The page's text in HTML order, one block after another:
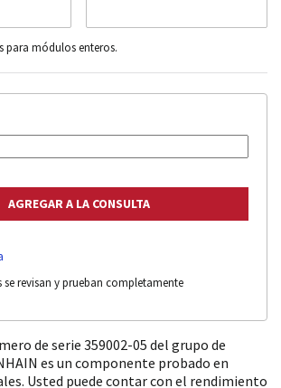
para módulos enteros.
revisan y prueban completamente
de serie 359002-05 del grupo de
es un componente probado en
Usted puede contar con el rendimiento